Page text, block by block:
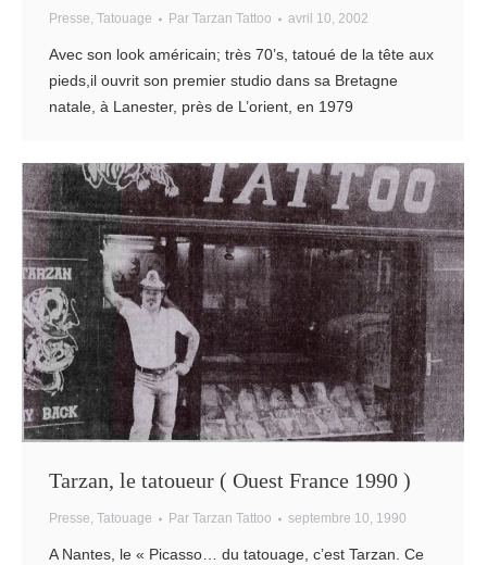
Presse, Tatouage Par Tarzan Tattoo avril 10, 2002
Avec son look américain; très 70’s, tatoué de la tête aux
pieds,il ouvrit son premier studio dans sa Bretagne
natale, à Lanester, près de L’orient, en 1979
Tarzan, le tatoueur ( Ouest France 1990 )
Presse, Tatouage Par Tarzan Tattoo septembre 10, 1990
A Nantes, le « Picasso… du tatouage, c’est Tarzan. Ce